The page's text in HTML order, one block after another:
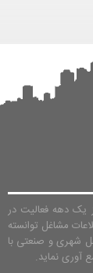
یک دهه فعالیت در
مشاغل توانسته
شهری و صنعتی با